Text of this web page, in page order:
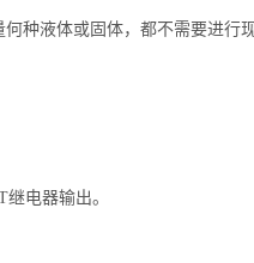
种液体或固体，都不需要进行
电器输出。